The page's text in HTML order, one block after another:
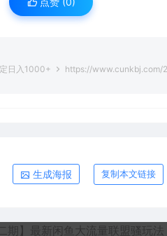
日入1000+ https://www.cunkbj.com/
生成海报 复制本文链接